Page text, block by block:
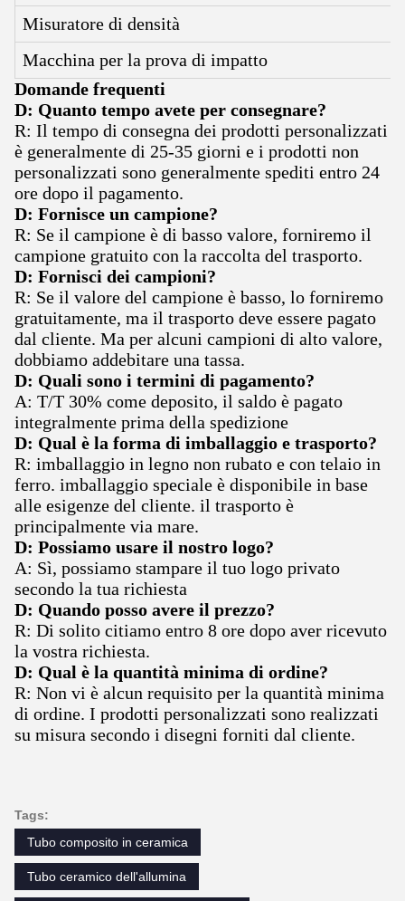
Misuratore di densità
Macchina per la prova di impatto
Domande frequenti
D: Quanto tempo avete per consegnare?
R: Il tempo di consegna dei prodotti personalizzati
è generalmente di 25-35 giorni e i prodotti non
personalizzati sono generalmente spediti entro 24
ore dopo il pagamento.
D: Fornisce un campione?
R: Se il campione è di basso valore, forniremo il
campione gratuito con la raccolta del trasporto.
D: Fornisci dei campioni?
R: Se il valore del campione è basso, lo forniremo
gratuitamente, ma il trasporto deve essere pagato
dal cliente. Ma per alcuni campioni di alto valore,
dobbiamo addebitare una tassa.
D: Quali sono i termini di pagamento?
A: T/T 30% come deposito, il saldo è pagato
integralmente prima della spedizione
D: Qual è la forma di imballaggio e trasporto?
R: imballaggio in legno non rubato e con telaio in
ferro. imballaggio speciale è disponibile in base
alle esigenze del cliente. il trasporto è
principalmente via mare.
D: Possiamo usare il nostro logo?
A: Sì, possiamo stampare il tuo logo privato
secondo la tua richiesta
D: Quando posso avere il prezzo?
R: Di solito citiamo entro 8 ore dopo aver ricevuto
la vostra richiesta.
D: Qual è la quantità minima di ordine?
R: Non vi è alcun requisito per la quantità minima
di ordine. I prodotti personalizzati sono realizzati
su misura secondo i disegni forniti dal cliente.
Tags:
Tubo composito in ceramica
Tubo ceramico dell'allumina